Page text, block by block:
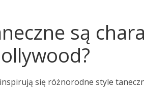
są
się różnorodne style